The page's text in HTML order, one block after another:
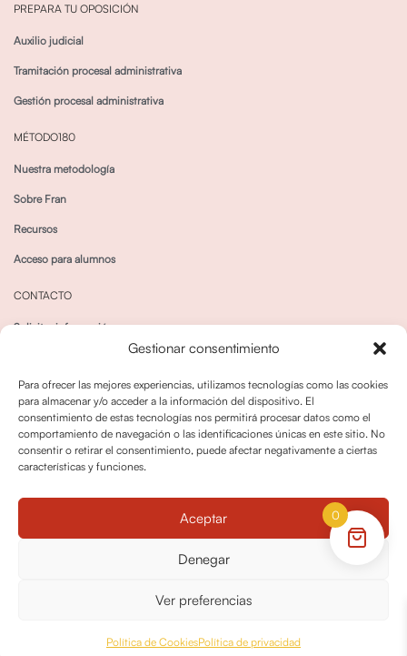
Gestionar consentimiento
Para ofrecer las mejores experiencias, utilizamos tecnologías como las cookies
para almacenar y/o acceder a la información del dispositivo. El
consentimiento de estas tecnologías nos permitirá procesar datos como el
comportamiento de navegación o las identificaciones únicas en este sitio. No
consentir o retirar el consentimiento, puede afectar negativamente a ciertas
características y funciones.
Aceptar
Denegar
Ver preferencias
Política de CookiesPolítica de privacidad
PREPARA TU OPOSICIÓN
Auxilio judicial
Tramitación procesal administrativa
Gestión procesal administrativa
MÉTODO180
Nuestra metodología
Sobre Fran
Recursos
Acceso para alumnos
CONTACTO
Solicitar información
Política de cookies
Política dedevoluciones y cancelaciones
© OPO180 2026 Todos los derechos reservados
0